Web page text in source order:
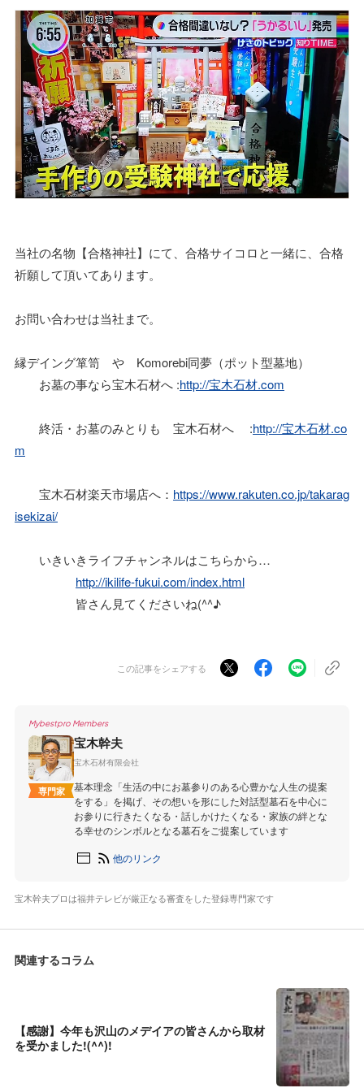
当社の名物【合格神社】にて、合格サイコロと一緒に、合格
祈願して頂いてあります。
お問い合わせは当社まで。
縁デイング箪笥 や Komorebi同夢（ポット型墓地）
お墓の事なら宝木石材へ :http://宝木石材.com
終活・お墓のみとりも 宝木石材へ :http://宝木石材.co
m
宝木石材楽天市場店へ： https://www.rakuten.co.jp/takarag
isekizai/
いきいきライフチャンネルはこちらから…
http://ikilife-fukui.com/index.html
皆さん見てくださいね(^^♪
この記事をシェアする
Mybestpro Members
専門家
宝木幹夫
宝木石材有限会社
基本理念「生活の中にお墓参りのある心豊かな人生の提案
をする」を掲げ、その想いを形にした対話型墓石を中心に
お参りに行きたくなる・話しかけたくなる・家族の絆とな
る幸せのシンボルとなる墓石をご提案しています
他のリンク
宝木幹夫プロは福井テレビが厳正なる審査をした登録専門家です
関連するコラム
【感謝】今年も沢山のメデイアの皆さんから取材
を受かました!(^^)!